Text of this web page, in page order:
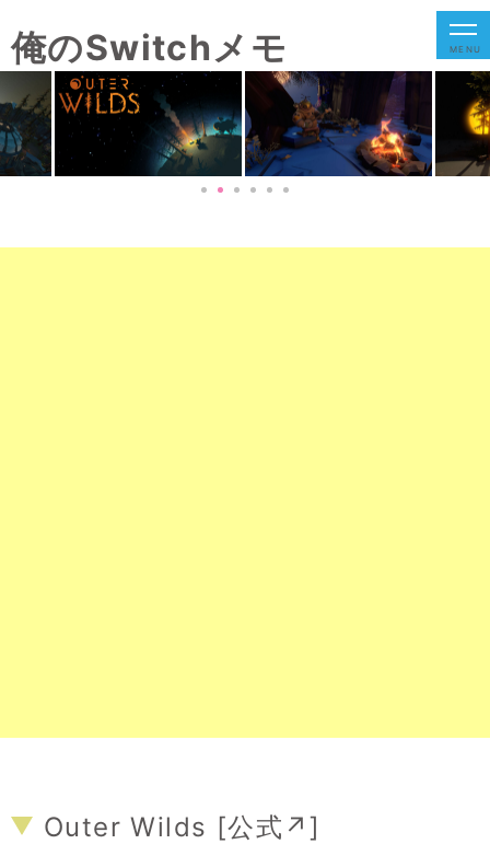
俺のSwitchメモ MENU
Outer Wilds [公式↗]